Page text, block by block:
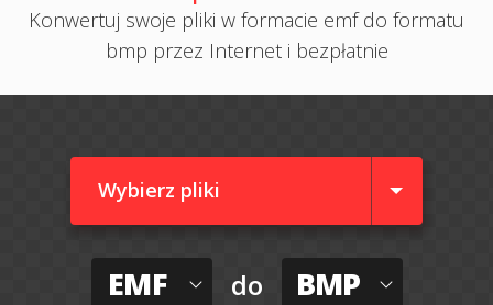
Konwertuj swoje pliki w formacie emf do formatu
bmp przez Internet i bezpłatnie
Wybierz pliki
EMF do BMP